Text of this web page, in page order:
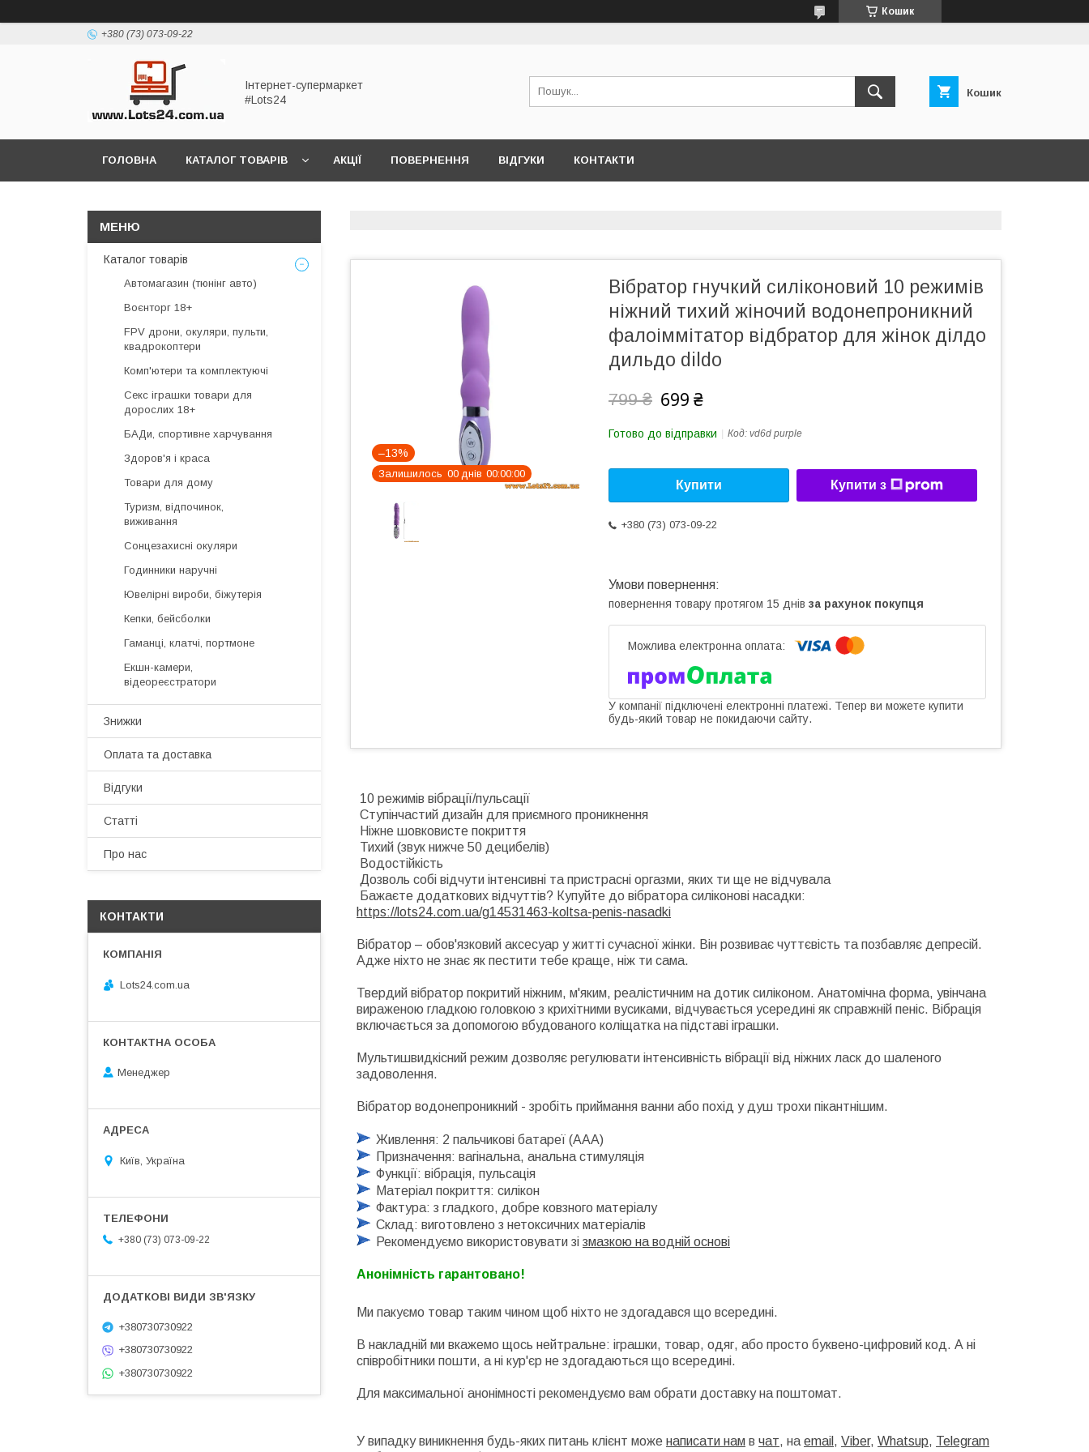
Кошик
+380 (73) 073-09-22
Інтернет-супермаркет
#Lots24
Кошик
ГОЛОВНА КАТАЛОГ ТОВАРІВ АКЦІЇ ПОВЕРНЕННЯ ВІДГУКИ КОНТАКТИ
–13%
Залишилось 00 днів 00 00 00
Вібратор гнучкий силіконовий 10 режимів
ніжний тихий жіночий водонепроникний
фалоіммітатор відбратор для жінок ділдо
дильдо dildo
799 ₴ 699 ₴
Готово до відправки Код: vd6d purple
Купити Купити з
+380 (73) 073-09-22
повернення товару протягом 15 днів за рахунок покупця
У компанії підключені електронні платежі. Тепер ви можете купити
будь-який товар не покидаючи сайту.
10 режимів вібрації/пульсації
Ступінчастий дизайн для приємного проникнення
Ніжне шовковисте покриття
Тихий (звук нижче 50 децибелів)
Водостійкість
Дозволь собі відчути інтенсивні та пристрасні оргазми, яких ти ще не відчувала
Бажаєте додаткових відчуттів? Купуйте до вібратора силіконові насадки:
https://lots24.com.ua/g14531463-koltsa-penis-nasadki
Вібратор – обов'язковий аксесуар у житті сучасної жінки. Він розвиває чуттєвість та позбавляє депресій.
Адже ніхто не знає як пестити тебе краще, ніж ти сама.
Твердий вібратор покритий ніжним, м'яким, реалістичним на дотик силіконом. Анатомічна форма, увінчана
вираженою гладкою головкою з крихітними вусиками, відчувається усередині як справжній пеніс. Вібрація
включається за допомогою вбудованого коліщатка на підставі іграшки.
Мультишвидкісний режим дозволяє регулювати інтенсивність вібрації від ніжних ласк до шаленого
задоволення.
Вібратор водонепроникний - зробіть приймання ванни або похід у душ трохи пікантнішим.
Живлення: 2 пальчикові батареї (AAA)
Призначення: вагінальна, анальна стимуляція
Функції: вібрація, пульсація
Матеріал покриття: силікон
Фактура: з гладкого, добре ковзного матеріалу
Склад: виготовлено з нетоксичних матеріалів
Рекомендуємо використовувати зі змазкою на водній основі
Анонімність гарантовано!
Ми пакуємо товар таким чином щоб ніхто не здогадався що всередині.
В накладній ми вкажемо щось нейтральне: іграшки, товар, одяг, або просто буквено-цифровий код. А ні
співробітники пошти, а ні кур'єр не здогадаються що всередині.
Для максимальної анонімності рекомендуємо вам обрати доставку на поштомат.
У випадку виникнення будь-яких питань клієнт може написати нам в чат, на email , Viber, Whatsup, Telegram
Каталог товарів
Автомагазин (тюнінг авто)
Воєнторг 18+
FPV дрони, окуляри, пульти,
квадрокоптери
Комп'ютери та комплектуючі
Секс іграшки товари для
дорослих 18+
БАДи, спортивне харчування
Здоров'я і краса
Товари для дому
Туризм, відпочинок,
виживання
Сонцезахисні окуляри
Годинники наручні
Ювелірні вироби, біжутерія
Кепки, бейсболки
Гаманці, клатчі, портмоне
Екшн-камери,
відеореєстратори
Знижки
Оплата та доставка
Відгуки
Статті
Про нас
КОНТАКТИ
Lots24.com.ua
Менеджер
Київ, Україна
+380 (73) 073-09-22
+380730730922
+380730730922
+380730730922